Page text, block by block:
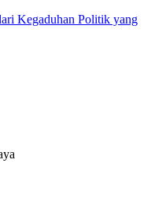
Kegaduhan Politik yang